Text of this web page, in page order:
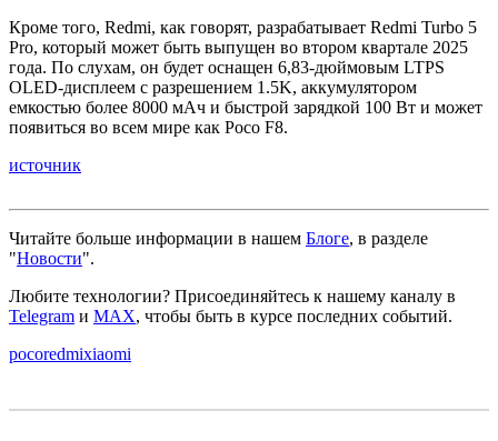
Кроме того, Redmi, как говорят, разрабатывает Redmi Turbo 5
Pro, который может быть выпущен во втором квартале 2025
года. По слухам, он будет оснащен 6,83-дюймовым LTPS
OLED-дисплеем с разрешением 1.5K, аккумулятором
емкостью более 8000 мАч и быстрой зарядкой 100 Вт и может
появиться во всем мире как Poco F8.
источник
Читайте больше информации в нашем Блоге, в разделе
"Новости".
Любите технологии? Присоединяйтесь к нашему каналу в
Telegram и MAX, чтобы быть в курсе последних событий.
pocoredmixiaomi